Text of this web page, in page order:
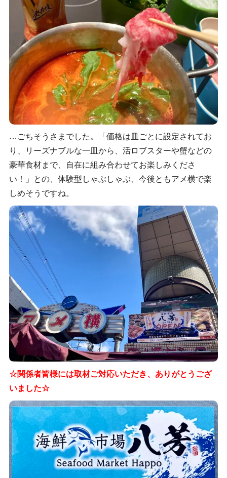
…ごちそうさまでした。「価格は皿ごとに設定されてお
り、リーズナブルな一皿から、活ロブスターや蟹などの
豪華食材まで、自在に組み合わせてお楽しみくださ
い！」との、体験型しゃぶしゃぶ、今後ともアメ横で楽
しめそうですね。
☆関係者皆様には取材ご対応いただき、ありがとうござ
いました☆